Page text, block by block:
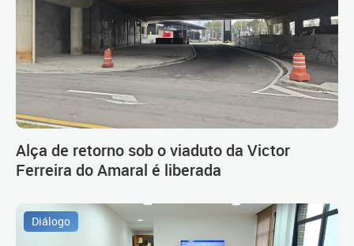
Alça de retorno sob o viaduto da Victor
Ferreira do Amaral é liberada
Diálogo